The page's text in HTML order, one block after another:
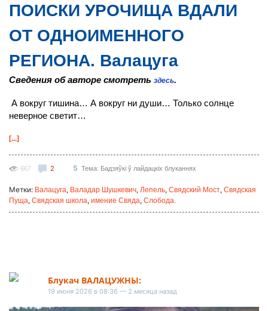
ПОИСКИ УРОЧИЩА ВДАЛИ
ОТ ОДНОИМЕННОГО
РЕГИОНА. Валацуга
Сведения об авторе смотреть здесь.
А вокруг тишина… А вокруг ни души… Только солнце
неверное светит…
[...]
667 2 5 Тема: Бадзяўкі ў лайдацкіх блуканнях
Метки: Валацуга, Валадар Шушкевич, Лепель, Свядский Мост, Свядская
Пуща, Свядская школа, имение Свяда, Слобода.
Блукач ВАЛАЦУЖНЫ:
19 июня 2026 в 08:36 — 2 месяца назад